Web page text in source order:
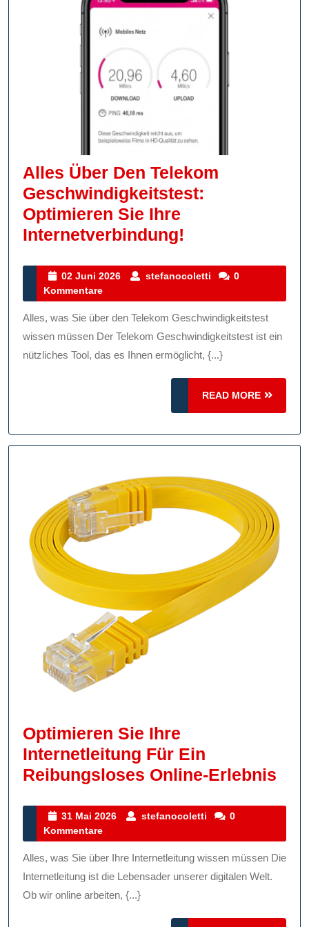
Alles Über Den Telekom
Geschwindigkeitstest:
Optimieren Sie Ihre
Internetverbindung!
Den
Optimieren
Sie
Ihre
02 Juni 2026
02
2026
stefanocoletti stefanocoletti
0
Kommentare
Alles, was Sie über den Telekom Geschwindigkeitstest
wissen müssen Der Telekom Geschwindigkeitstest ist ein
nützliches Tool, das es Ihnen ermöglicht, {...}
READ MORE
READ
MORE
Optimieren Sie Ihre
Internetleitung Für Ein
Reibungsloses Online-Erlebnis
Für
31 Mai 2026
31
2026
stefanocoletti stefanocoletti
0
Kommentare
Alles, was Sie über Ihre Internetleitung wissen müssen Die
Internetleitung ist die Lebensader unserer digitalen Welt.
Ob wir online arbeiten, {...}